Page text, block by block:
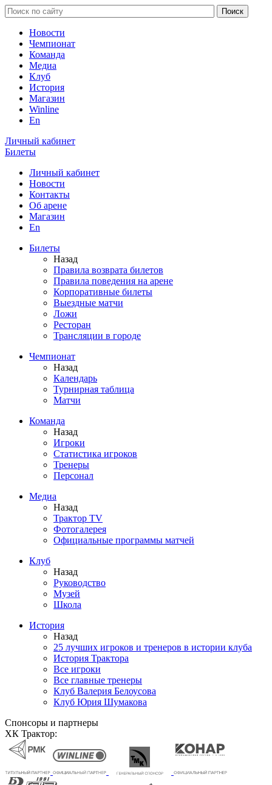
Новости
Чемпионат
Команда
Медиа
Клуб
История
Магазин
Winline
En
Личный кабинет
Билеты
Личный кабинет
Новости
Контакты
Об арене
Магазин
En
Билеты
Назад
Правила возврата билетов
Правила поведения на арене
Корпоративные билеты
Выездные матчи
Ложи
Ресторан
Трансляции в городе
Чемпионат
Назад
Календарь
Турнирная таблица
Матчи
Команда
Назад
Игроки
Статистика игроков
Тренеры
Персонал
Медиа
Назад
Трактор TV
Фотогалерея
Официальные программы матчей
Клуб
Назад
Руководство
Музей
Школа
История
Назад
25 лучших игроков и тренеров в истории клуба
История Трактора
Все игроки
Все главные тренеры
Клуб Валерия Белоусова
Клуб Юрия Шумакова
Спонсоры и партнеры
ХК Трактор: